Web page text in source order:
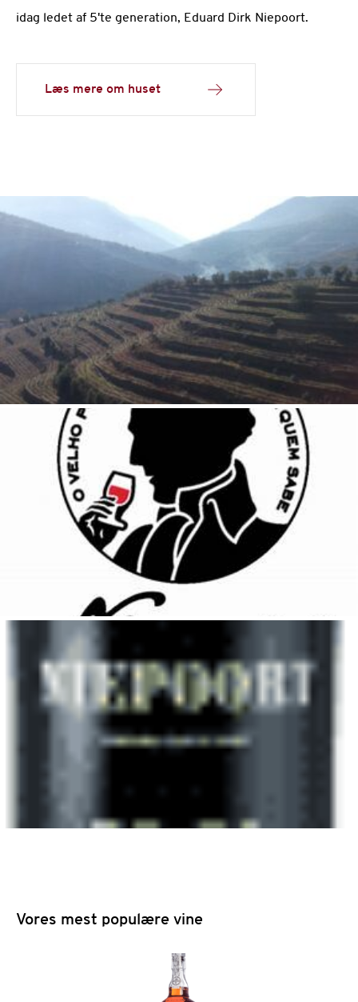
idag ledet af 5'te generation, Eduard Dirk Niepoort.
Læs mere om huset
Vores mest populære vine